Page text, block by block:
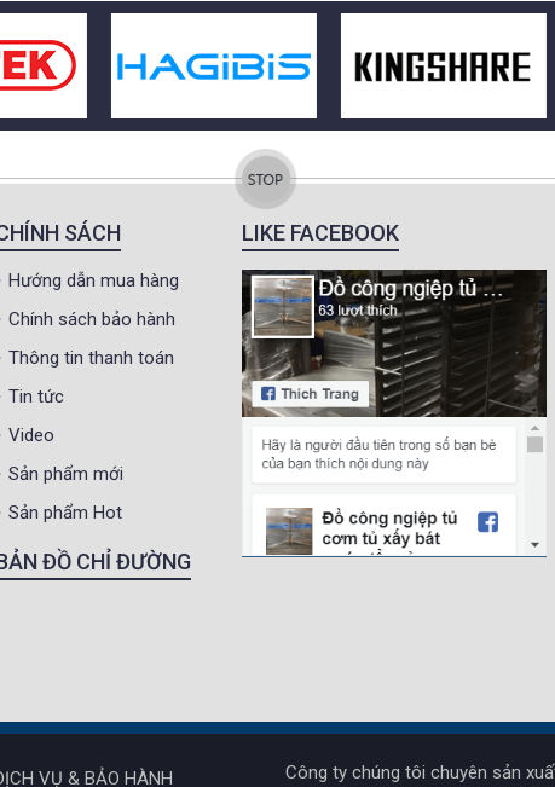
SÁCH
Hướng dẫn mua hàng
Chính sách bảo hành
Thông tin thanh toán
Tin tức
Video
Sản phẩm mới
Sản phẩm Hot
ĐỒ CHỈ ĐƯỜNG
LIKE FACEBOOK
VỤ & BẢO HÀNH Công ty chúng tôi chuyên sản